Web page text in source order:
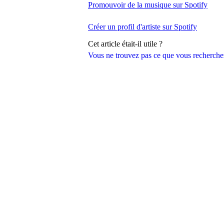
Vous ne trouvez pas ce que vous
Promouvoir de la musique sur Spotify
Créer un profil d'artiste sur Spotify
Cet article était-il utile ?